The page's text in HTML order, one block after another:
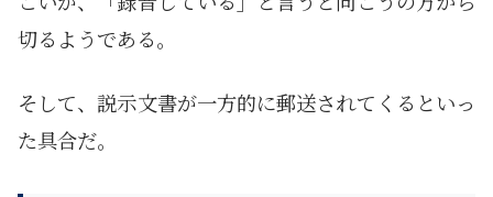
切るようである。
そして、説示文書が一方的に郵送されてくるといっ
た具合だ。